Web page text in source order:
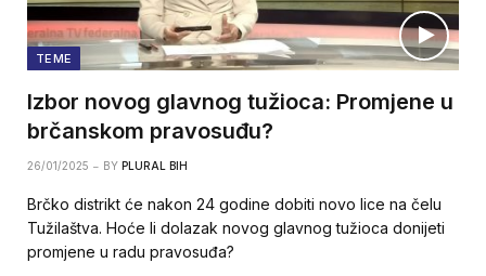
TEME
Izbor novog glavnog tužioca: Promjene u
brčanskom pravosuđu?
26/01/2025 BY PLURAL BIH
Brčko distrikt će nakon 24 godine dobiti novo lice na čelu
Tužilaštva. Hoće li dolazak novog glavnog tužioca donijeti
promjene u radu pravosuđa?